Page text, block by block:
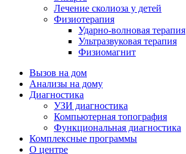
Лечение сколиоза у детей
Физиотерапия
Ударно-волновая терапия
Ультразвуковая терапия
Физиомагнит
Вызов на дом
Анализы на дому
Диагностика
УЗИ диагностика
Компьютерная топография
Функциональная диагностика
Комплексные программы
О центре